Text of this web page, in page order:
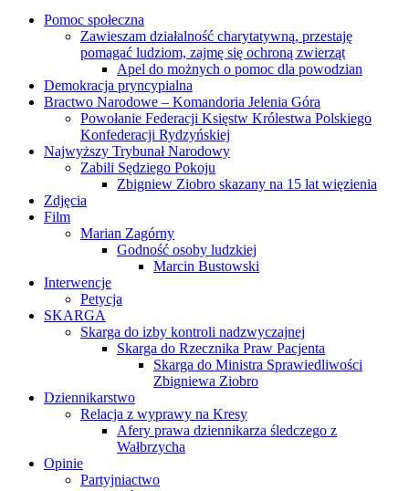
Pomoc społeczna
Zawieszam działalność charytatywną, przestaję
pomagać ludziom, zajmę się ochroną zwierząt
Apel do możnych o pomoc dla powodzian
Demokracja pryncypialna
Bractwo Narodowe – Komandoria Jelenia Góra
Powołanie Federacji Księstw Królestwa Polskiego
Konfederacji Rydzyńskiej
Najwyższy Trybunał Narodowy
Zabili Sędziego Pokoju
Zbigniew Ziobro skazany na 15 lat więzienia
Zdjęcia
Film
Marian Zagórny
Godność osoby ludzkiej
Marcin Bustowski
Interwencje
Petycja
SKARGA
Skarga do izby kontroli nadzwyczajnej
Skarga do Rzecznika Praw Pacjenta
Skarga do Ministra Sprawiedliwości
Zbigniewa Ziobro
Dziennikarstwo
Relacja z wyprawy na Kresy
Afery prawa dziennikarza śledczego z
Wałbrzycha
Opinie
Partyjniactwo